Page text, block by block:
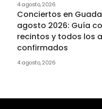
4 agosto, 2026
Conciertos en
agosto 2026: Guía
recintos y todos los
confirmados
4 agosto, 2026